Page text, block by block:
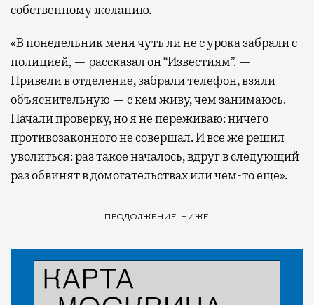
собственному желанию.
«В понедельник меня чуть ли не с урока забрали с
полицией, — рассказал он “Известиям”. —
Привели в отделение, забрали телефон, взяли
объяснительную — с кем живу, чем занимаюсь.
Начали проверку, но я не переживаю: ничего
противозаконного не совершал. И все же решил
уволиться: раз такое началось, вдруг в следующий
раз обвинят в домогательствах или чем-то еще».
ПРОДОЛЖЕНИЕ НИЖЕ